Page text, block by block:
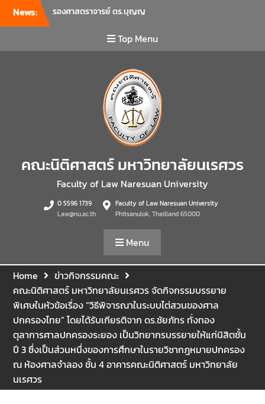
News:
บุคลากรคณะนิติศาสตร์ เพื่อ
เป็นการเตรียมพร้อมก่อนเปิด
ภาคเรียนต้น ปีการศึกษา 2569
พร้อมด้วยรองคณบดีทุกฝ่าย
การบริหารงานในแต่ละด้านของ
คณะ รวมทั้งการเตรียมความ
พร้อมการจัดการเรียนการสอน
รายวิชาวิจัยทางกฎหมาย และ
รายวิชาตรรกศาสตร์และการ
เขียนในทางนิติศาสตร์ ณ ห้อง
ประชุมชั้น 3 อาคารคณะ
นิติศาสตร์ มหาวิทยาลัยนเรศวร
นเรศวร จัดโครงการเตรียม
ความพร้อมเพื่อรับมือภัยพิบัติ
และปฐมพยาบาลเบื้องต้น
ประจำปี 2569 ณ ห้อง 2-311
อาคารปราบไตรจักร 2
มหาวิทยาลัยนเรศวร โดย
กิจกรรมดังกล่าวจัดขึ้นสำหรับ
บุคลากรที่ปฏิบัติงาน ณ กลุ่ม
อาคารอุตสาหกรรมบริการ เพื่อ
ร่วมกันสร้างพื้นที่การทำงานที่
ปลอดภัย ซึ่งครอบคลุมหน่วย
งานภายในกลุ่มอาคารทั้ง 3
คณะ และ 1 กอง
คณะนิติศาสตร์ มหาวิทยาลัย
นเรศวร จัดโครงการปฐมนิเทศ
Top Menu
คณะนิติศาสตร์ มหาวิทยาลัยนเรศวร
Faculty of Law Naresuan University
0 5596 1739
Law@nu.ac.th
Faculty of Law Naresuan University
Phitsanulok, Thailland 65000
Menu
Home
ข่าวกิจกรรมคณะ
คณะนิติศาสตร์ มหาวิทยาลัยนเรศวร จัดกิจกรรมบรรยาย
พิเศษในหัวข้อเรื่อง “วิธีพิจารณาในระบบไต่สวนของศาล
ปกครองไทย” โดยได้รับเกียรติจาก ดร.ชัยภัทร ทั่งทอง
ตุลาการศาลปกครองระยอง เป็นวิทยากรบรรยายให้แก่นิสิตชั้น
ปี 3 ซึ่งเป็นส่วนหนึ่งของการศึกษาในรายวิชากฎหมายปกครอง
ณ ห้องศาลจำลอง ชั้น 4 อาคารคณะนิติศาสตร์ มหาวิทยาลัย
นเรศวร